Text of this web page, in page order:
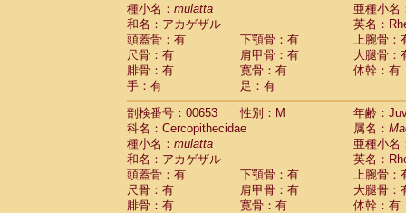
種小名： mulatta
亜種小名
和名：アカゲザル
英名：
頭蓋骨：有
下顎骨：有
上腕骨：
尺骨：有
肩甲骨：有
大腿骨：
腓骨：有
寛骨：有
体幹：有
手：有
足：有
剖検番号：00653
性別：M
年齢：
科名：Cercopithecidae
属名：
種小名： mulatta
亜種小名
和名：アカゲザル
英名：
頭蓋骨：有
下顎骨：有
上腕骨：
尺骨：有
肩甲骨：有
大腿骨：
腓骨：有
寛骨：有
体幹：有